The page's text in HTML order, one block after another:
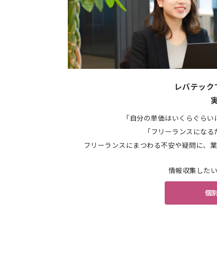
レバテッ
「自分の単価はいくらぐら
「フリーランスにな
フリーランスにまつわる不安や疑問に、
情報収集した
個